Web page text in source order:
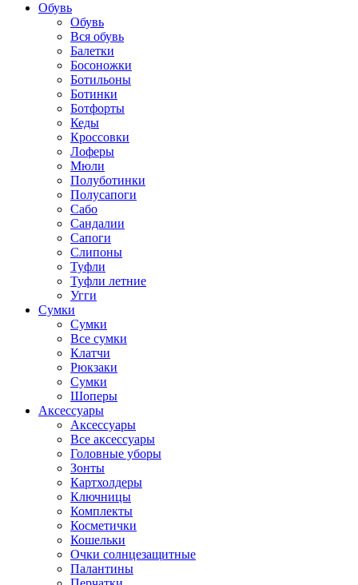
Обувь
Обувь
Вся обувь
Балетки
Босоножки
Ботильоны
Ботинки
Ботфорты
Кеды
Кроссовки
Лоферы
Мюли
Полуботинки
Полусапоги
Сабо
Сандалии
Сапоги
Слипоны
Туфли
Туфли летние
Угги
Сумки
Сумки
Все сумки
Клатчи
Рюкзаки
Сумки
Шоперы
Аксессуары
Аксессуары
Все аксессуары
Головные уборы
Зонты
Картхолдеры
Ключницы
Комплекты
Косметички
Кошельки
Очки солнцезащитные
Палантины